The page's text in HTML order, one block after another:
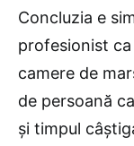
Concluzia e
profesionist
camere de
de persoană
și timpul